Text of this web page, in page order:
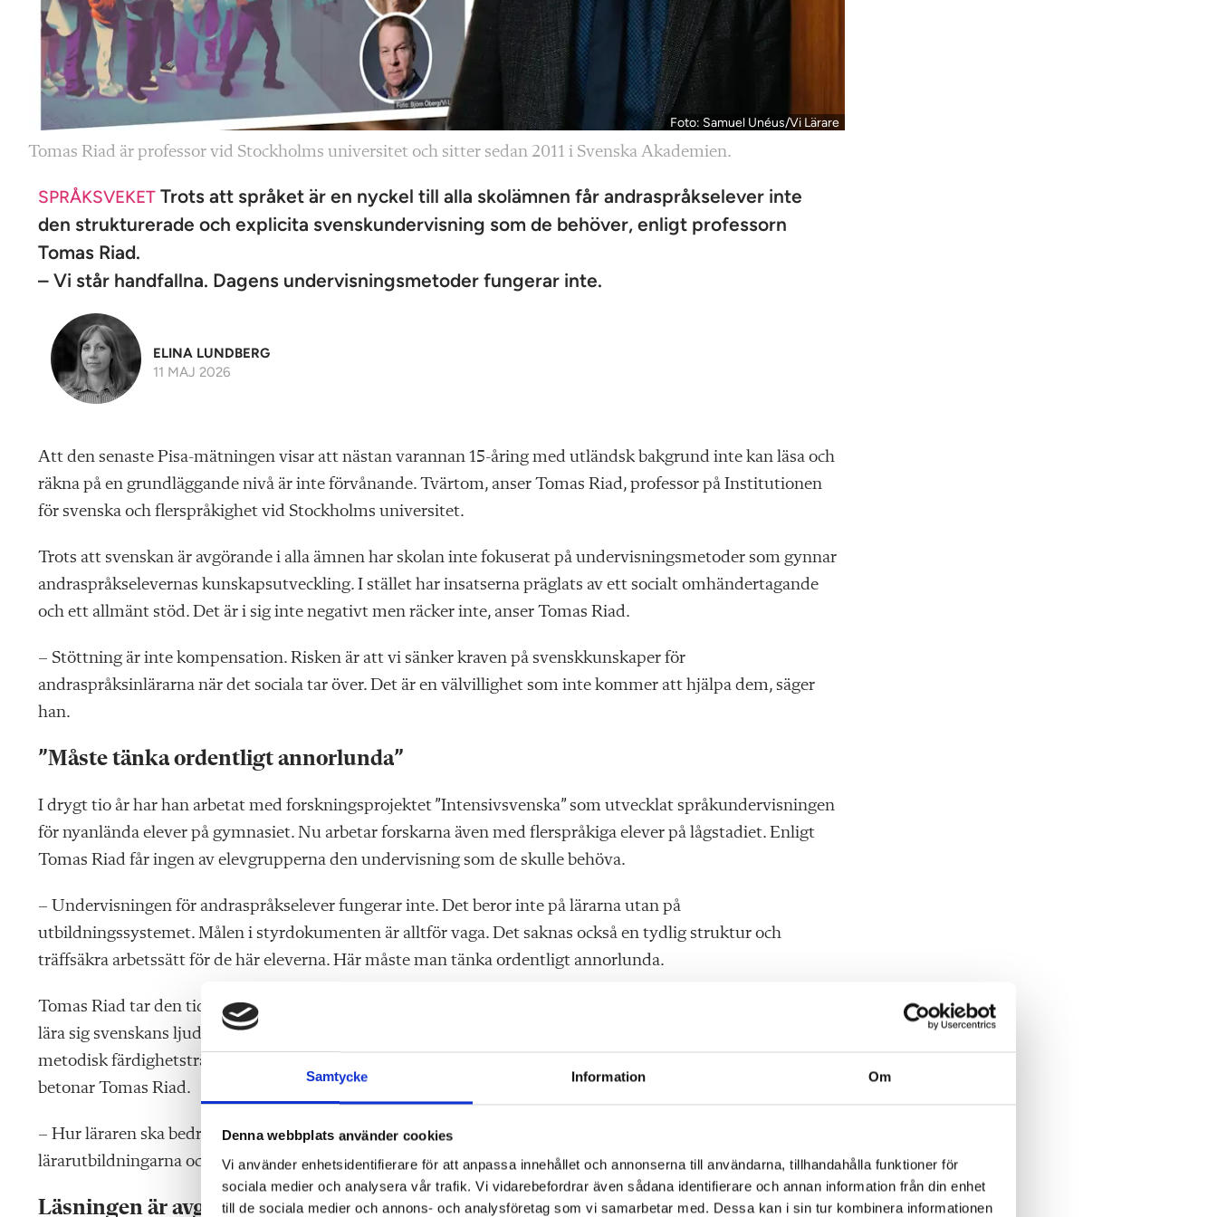
Samtycke Information Om
Denna webbplats använder cookies
Vi använder enhetsidentifierare för att anpassa innehållet och annonserna till användarna, tillhandahålla funktioner för
sociala medier och analysera vår trafik. Vi vidarebefordrar även sådana identifierare och annan information från din enhet
till de sociala medier och annons- och analysföretag som vi samarbetar med. Dessa kan i sin tur kombinera informationen
Foto: Samuel Unéus/Vi Lärare
Tomas Riad är professor vid Stockholms universitet och sitter sedan 2011 i Svenska Akademien.
SPRÅKSVEKET Trots att språket är en nyckel till alla skolämnen får andraspråkselever inte
den strukturerade och explicita svenskundervisning som de behöver, enligt professorn
Tomas Riad.
– Vi står handfallna. Dagens undervisningsmetoder fungerar inte.
ELINA LUNDBERG
11 MAJ 2026
Att den senaste Pisa-mätningen visar att nästan varannan 15-åring med utländsk bakgrund inte kan läsa och
räkna på en grundläggande nivå är inte förvånande. Tvärtom, anser Tomas Riad, professor på Institutionen
för svenska och flerspråkighet vid Stockholms universitet.
Trots att svenskan är avgörande i alla ämnen har skolan inte fokuserat på undervisningsmetoder som gynnar
andraspråkselevernas kunskapsutveckling. I stället har insatserna präglats av ett socialt omhändertagande
och ett allmänt stöd. Det är i sig inte negativt men räcker inte, anser Tomas Riad.
– Stöttning är inte kompensation. Risken är att vi sänker kraven på svenskkunskaper för
andraspråksinlärarna när det sociala tar över. Det är en välvillighet som inte kommer att hjälpa dem, säger
han.
”Måste tänka ordentligt annorlunda”
I drygt tio år har han arbetat med forskningsprojektet ”Intensivsvenska” som utvecklat språkundervisningen
för nyanlända elever på gymnasiet. Nu arbetar forskarna även med flerspråkiga elever på lågstadiet. Enligt
Tomas Riad får ingen av elevgrupperna den undervisning som de skulle behöva.
– Undervisningen för andraspråkselever fungerar inte. Det beror inte på lärarna utan på
utbildningssystemet. Målen i styrdokumenten är alltför vaga. Det saknas också en tydlig struktur och
träffsäkra arbetssätt för de här eleverna. Här måste man tänka ordentligt annorlunda.
Tomas Riad tar den tidiga läsinlärningen som exempel. Elever som inte har svenska som modersmål måste
lära sig svenskans ljudsystem och befästa fonemen som separerade enheter. Därefter krävs explicit och
metodisk färdighetsträning så att läsavkodningen automatiseras. Det gäller även för äldre nyanlända elever,
betonar Tomas Riad.
– Hur läraren ska bedriva den här undervisningen måste preciseras och tydliggöras, både på
lärarutbildningarna och i styrdokumenten.
Läsningen är avgörande